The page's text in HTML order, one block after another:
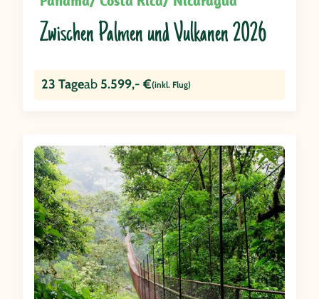
Zwischen Palmen und Vulkanen 2026
23 Tageab 5.599,- €(inkl. Flug)